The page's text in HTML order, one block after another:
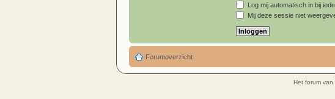
Log mij automatisch in bij
Mij deze sessie niet
Forumoverzicht
Het forum